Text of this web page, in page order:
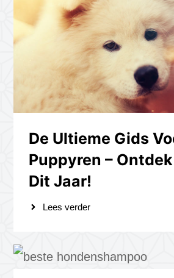
De Ultieme Gids
Puppyren –
Dit Jaar!
Lees verder